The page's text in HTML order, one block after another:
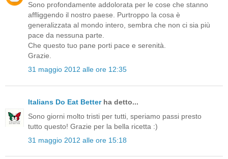
Sono profondamente addolorata per le cose che stanno
affliggendo il nostro paese. Purtroppo la cosa è
generalizzata al mondo intero, sembra che non ci sia più
pace da nessuna parte.
Che questo tuo pane porti pace e serenità.
Grazie.
31 maggio 2012 alle ore 12:35
Italians Do Eat Betterha detto...
Sono giorni molto tristi per tutti, speriamo passi presto
tutto questo! Grazie per la bella ricetta :)
31 maggio 2012 alle ore 15:18